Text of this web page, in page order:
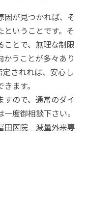
因が見つかれば、そ
ということです。そ
ことで、無理な制限
うことが多々あり
されれば、安心し
ます。
すので、通常のダイ
度御相談下さい。
田医院 減量外来専